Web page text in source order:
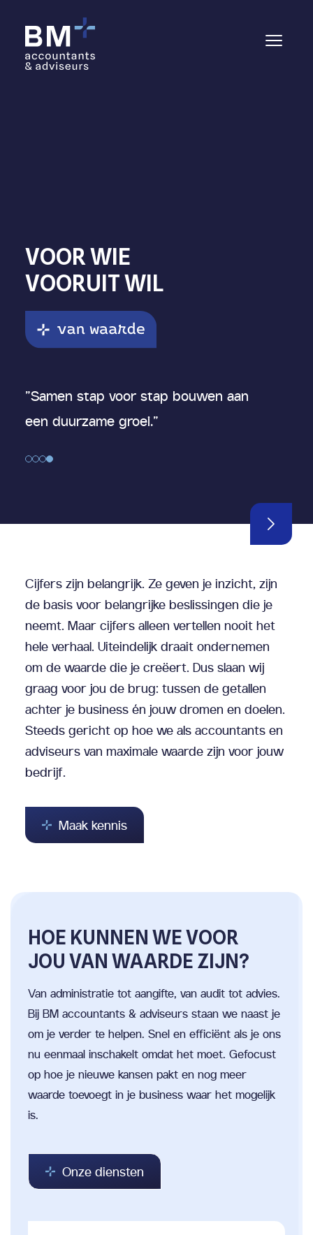
VOOR WIE
VOORUIT WIL
"Samen stap voor stap bouwen aan
een duurzame groei."
Cijfers zijn belangrijk. Ze geven je inzicht, zijn
de basis voor belangrijke beslissingen die je
neemt. Maar cijfers alleen vertellen nooit het
hele verhaal. Uiteindelijk draait ondernemen
om de waarde die je creëert. Dus slaan wij
graag voor jou de brug: tussen de getallen
achter je business én jouw dromen en doelen.
Steeds gericht op hoe we als accountants en
adviseurs van maximale waarde zijn voor jouw
bedrijf.
Maak kennis
HOE KUNNEN WE VOOR
JOU VAN WAARDE ZIJN?
Van administratie tot aangifte, van audit tot advies.
Bij BM accountants & adviseurs staan we naast je
om je verder te helpen. Snel en efficiënt als je ons
nu eenmaal inschakelt omdat het moet. Gefocust
op hoe je nieuwe kansen pakt en nog meer
waarde toevoegt in je business waar het mogelijk
is.
Onze diensten
Administratie